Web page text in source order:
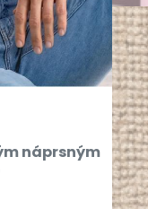
náprsným